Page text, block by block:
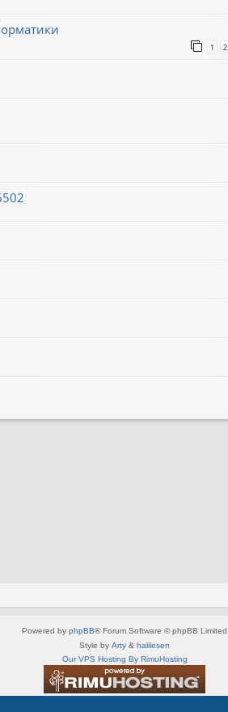
1 2
Powered by phpBB® Forum Software © phpBB Limited
Style by Arty & halilesen
Our VPS Hosting By RimuHosting